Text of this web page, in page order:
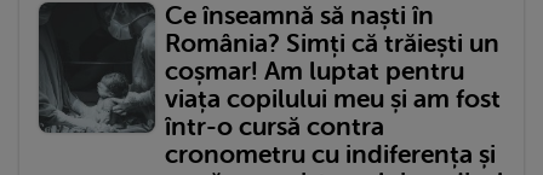
Ce înseamnă să naști în
România? Simți că trăiești un
coșmar! Am luptat pentru
viața copilului meu și am fost
într-o cursă contra
cronometru cu indiferența și